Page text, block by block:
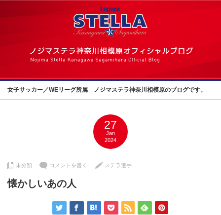
女子サッカー／WEリーグ所属 ノジマステラ神奈川相模原のブログです。
27
Jan
2024
未分類 コメントを書く ステラ選手
懐かしいあの人